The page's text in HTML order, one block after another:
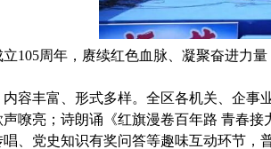
周年，赓续红色血脉、凝聚奋进力量
丰富、形式多样。全区各机关、企事业
嘹亮；诗朗诵《红旗漫卷百年路 青春
党史知识有奖问答等趣味互动环节，